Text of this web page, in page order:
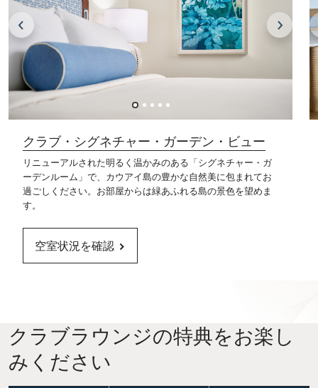
クラブ・シグネチャー・ガーデン・ビュー
リニューアルされた明るく温かみのある「シグネチャー・ガ
ーデンルーム」で、カウアイ島の豊かな自然美に包まれてお
過ごしください。お部屋からは緑あふれる島の景色を望めま
す。
空室状況を確認
クラブラウンジの特典をお楽し
みください